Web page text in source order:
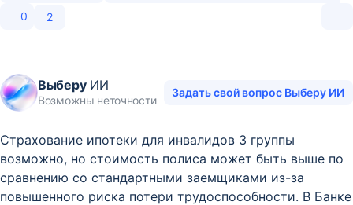
0 2
ВыберуИИ
Возможны неточности
Задать свой вопрос Выберу ИИ
Страхование ипотеки для инвалидов 3 группы
возможно, но стоимость полиса может быть выше по
сравнению со стандартными заемщиками из-за
повышенного риска потери трудоспособности. В Банке